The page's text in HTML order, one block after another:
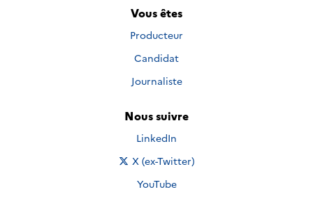
Vous êtes
Producteur
Candidat
Journaliste
Nous suivre
Nous suivre sur
LinkedIn
Nous suivre sur
X (ex-Twitter)
Nous suivre sur
YouTube